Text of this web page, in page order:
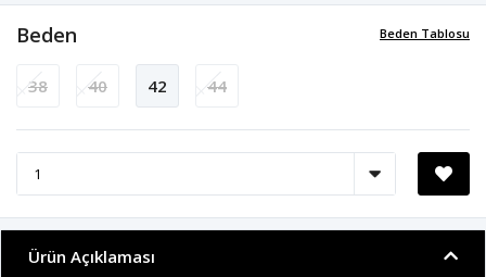
Beden Tablosu
Beden
38 40 42 44
Ürün Açıklaması